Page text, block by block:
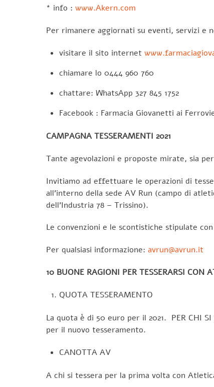
* info : www.Akern.com
Per rimanere aggiornati su eventi, servizi e
visitare il sito internet
chiamare lo 0444 960 760
chattare: WhatsApp 327 845 1752
Facebook : Farmacia Giovanetti ai
CAMPAGNA TESSERAMENTI 2021
Tante agevolazioni e proposte mirate, sia
Invitiamo ad effettuare le operazioni di
all’interno della sede AV Run (campo di
dell’Industria 78 – Trissino).
Le convenzioni e le scontistiche stipulate
Per qualsiasi informazione: avrun@avrun.it
10 BUONE RAGIONI PER TESSERARSI CON
QUOTA TESSERAMENTO
La quota è di 50 euro per il 2021. PER CHI
per il nuovo tesseramento.
CANOTTA AV
A chi si tessera per la prima volta con